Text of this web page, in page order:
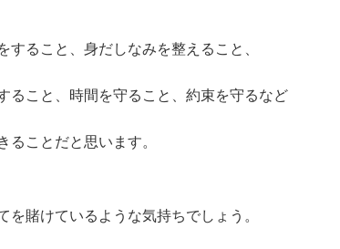
ること、身だしなみを整えること、
ること、時間を守ること、約束を守るなど
ることだと思います。
賭けているような気持ちでしょう。